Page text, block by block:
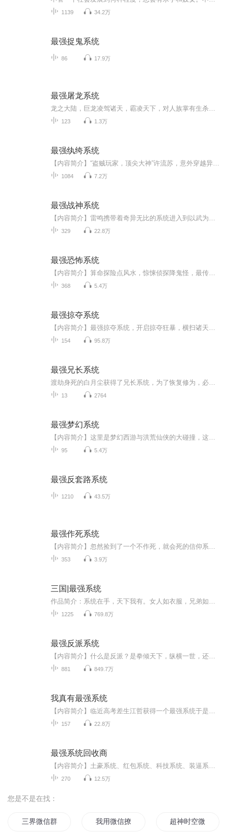
1139 34.2万
最强捉鬼系统
86 17.9万
最强屠龙系统
123 1.3万
最强纨绔系统
1084 7.2万
最强战神系统
329 22.8万
最强恐怖系统
368 5.4万
最强掠夺系统
154 95.8万
最强兄长系统
13 2764
最强梦幻系统
95 5.4万
最强反套路系统
1210 43.5万
最强作死系统
353 3.9万
三国|最强系统
1225 769.8万
最强反派系统
881 849.7万
我真有最强系统
157 22.8万
最强系统回收商
270 12.5万
您是不是在找：
三界微信群 我用微信撩三界 超神时空微信